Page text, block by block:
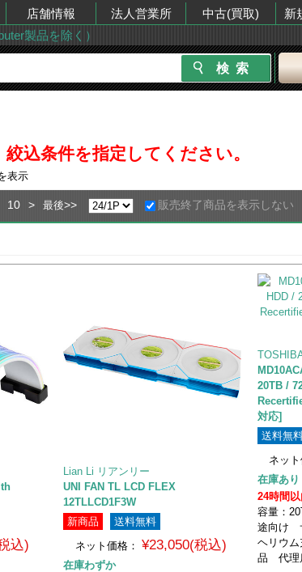
店舗情報 法人営業所 中古(買取) 新
製品を除く）
込条件を指定してください。
表示
10 > 最後>> 販売終了商品を表示しない
込)
Lian Li リアンリー
UNI FAN TL LCD FLEX
12TLLCD1F3W
新商品
送料無料
ネット価格： ¥23,050(税込)
在庫わずか
20TB /
対応]
送料無
ネット
在庫あり
24時間
容量：
途向け
ヘリウ
品 代理